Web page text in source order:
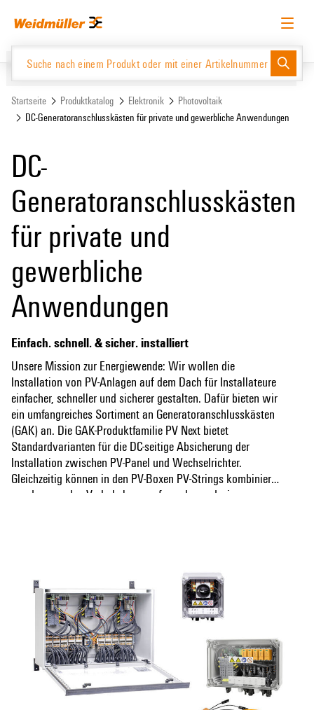
Inhalt
Navigationsmenü
Deutsch Login anfordern Anmelden
Website Support Center
Startseite Produktkatalog Elektronik
Photovoltaik
DC-Generatoranschlusskästen für private und gewerbliche Anwendungen
DC-
Generatoranschlusskästen
für private und
gewerbliche
Anwendungen
Einfach. schnell. & sicher. installiert
Unsere Mission zur Energiewende: Wir wollen die
Installation von PV-Anlagen auf dem Dach für Installateure
einfacher, schneller und sicherer gestalten. Dafür bieten wir
ein umfangreiches Sortiment an Generatoranschlusskästen
(GAK) an. Die GAK-Produktfamilie PV Next bietet
Standardvarianten für die DC-seitige Absicherung der
Installation zwischen PV-Panel und Wechselrichter.
Gleichzeitig können in den PV-Boxen PV-Strings kombiniert
werden, um den Verkabelungsaufwand zu reduzieren